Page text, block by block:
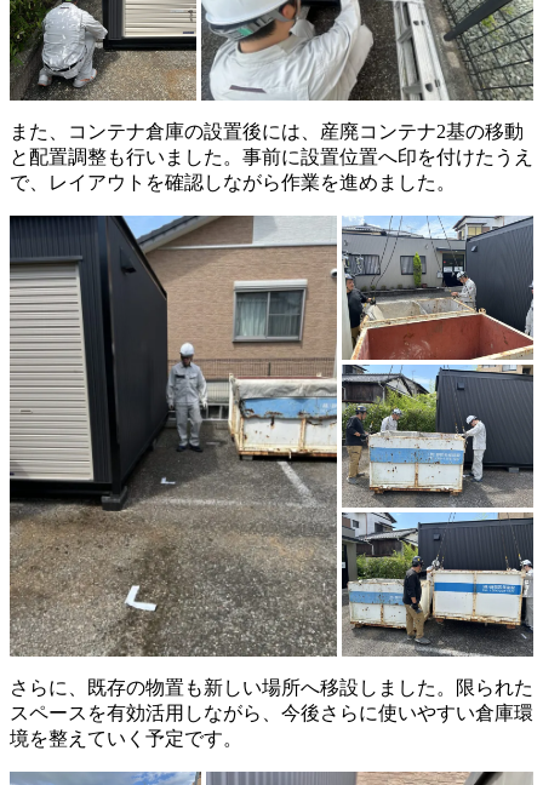
また、コンテナ倉庫の設置後には、産廃コンテナ2基の移動
と配置調整も行いました。事前に設置位置へ印を付けたうえ
で、レイアウトを確認しながら作業を進めました。
さらに、既存の物置も新しい場所へ移設しました。限られた
スペースを有効活用しながら、今後さらに使いやすい倉庫環
境を整えていく予定です。